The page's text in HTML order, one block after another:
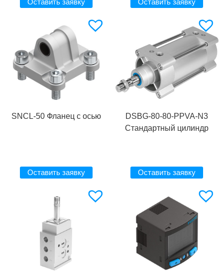
Оставить заявку Оставить заявку
SNCL-50 Фланец с осью
Оставить заявку
DSBG-80-80-PPVA-N3
Стандартный цилиндр
Оставить заявку